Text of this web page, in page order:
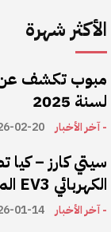
الأكثر شهرة
مبوب تكشف عن
لسنة 2025
- آخر الأخبار 02-20
سيتي كارز – كيا
الكهربائي EV3 المتوَّجة بلقب سيارة العام عالميًا
- آخر الأخبار 01-14